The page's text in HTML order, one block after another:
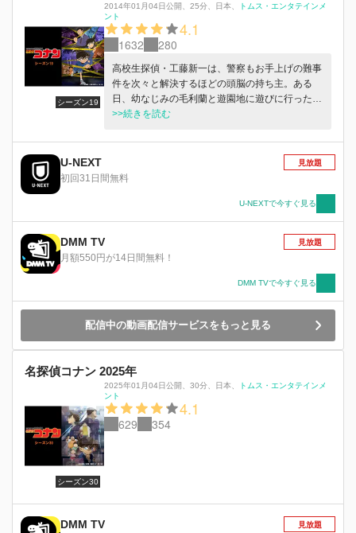
シーズン19
2014年01月04日公開 25分 日本
トムス・エンタテインメ
ント
4.1
1632 280
高校生探偵・工藤新一は、警察もお手上げの難事
件を次々と解決するほどの頭脳の持ち主。ある
日、幼なじみの毛利蘭と遊園地に遊びに行った
時、黒ずくめの男達による怪しげな取引を目撃す
されると、薬の作用でなんと小学1年生になって
しまう。困り果てた新一は、隣に住む発明家・阿
笠博士の助けを得て、黒ずくめの男達の行方を追
す。そして、探偵事務所を営む毛利蘭の家に潜り
込むことにした。はたして、新一の体は元に戻る
のか?!黒ずくめの男達の正体は!!数々の謎に満ち
た怪事件をめぐり、小さな名探偵コナンの活躍が
始まった!!
>>続きを読む
U-NEXT
初回31日間無料
見放題
U-NEXTで今すぐ見る
DMM TV
月額550円が14日間無料！
見放題
DMM TVで今すぐ見る
配信中の動画配信サービスをもっと見る
名探偵コナン 2025年
シーズン30
2025年01月04日公開 30分 日本
トムス・エンタテインメ
ント
4.1
629 354
DMM TV 見放題